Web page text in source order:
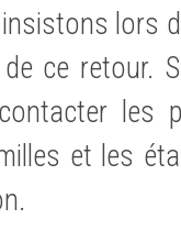
lors
ce retour.
les
et les